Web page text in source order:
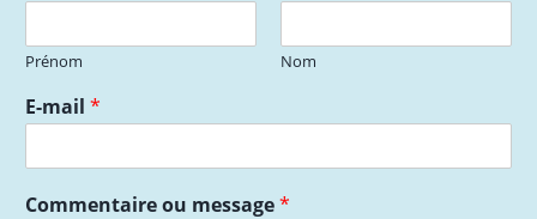
Prénom Nom
E-mail *
Commentaire ou message*